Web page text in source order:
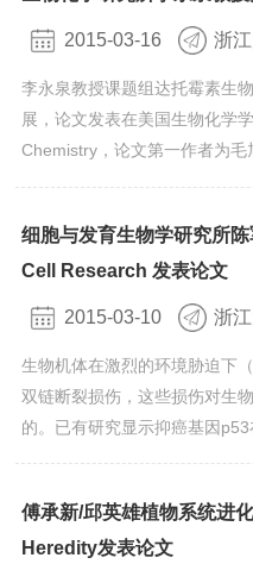
chattanoogensis）L10中第三
2015-03-16 浙
李永泉教授课题组达托霉素生
展，论文发表在美国生物化学
Chemistry，论文第一作者为毛
物合成基因簇附近的调控因子
途径特异性调控因子，其中
DptR2虽然正调...
细胞与发育生物学研究所
Cell Research 发表论文
2015-03-10 浙
生物机体在激烈的环境胁迫下
双链断裂损伤，这些损伤对生
的。已有研究显示抑癌基因
相矛盾。在该项研究发现，在
Δ133p53/Δ113p53被大量诱导
傅承新/邱英雄植物系统进
Heredity发表论文